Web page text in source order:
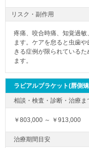
リスク・副作用
疼痛、咬合時痛、知覚過
ます。ケアを怠ると虫歯
きる症例が限られている
ます。
ラビアルブラケット(唇側
￥803,000 ～ ￥913,000